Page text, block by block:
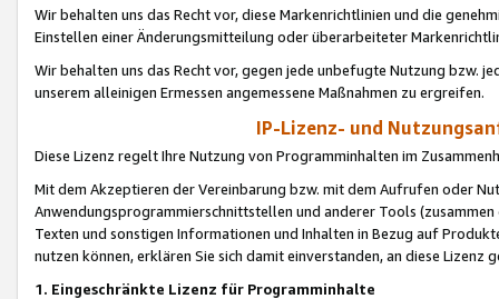
Wir behalten uns das Recht vor, diese Markenrichtlinien und die
Einstellen einer Änderungsmitteilung oder überarbeiteter
Wir behalten uns das Recht vor, gegen jede unbefugte Nutzung bzw.
unserem alleinigen Ermessen angemessene Maßnahmen zu ergreifen.
IP-Lizenz- und
Diese Lizenz regelt Ihre Nutzung von Programminhalten im
Mit dem Akzeptieren der Vereinbarung bzw. mit dem Aufrufen oder
Anwendungsprogrammierschnittstellen und anderer Tools (zusammen
Texten und sonstigen Informationen und Inhalten in Bezug auf
nutzen können, erklären Sie sich damit einverstanden, an diese Lizenz
1. Eingeschränkte Lizenz für Programminhalte